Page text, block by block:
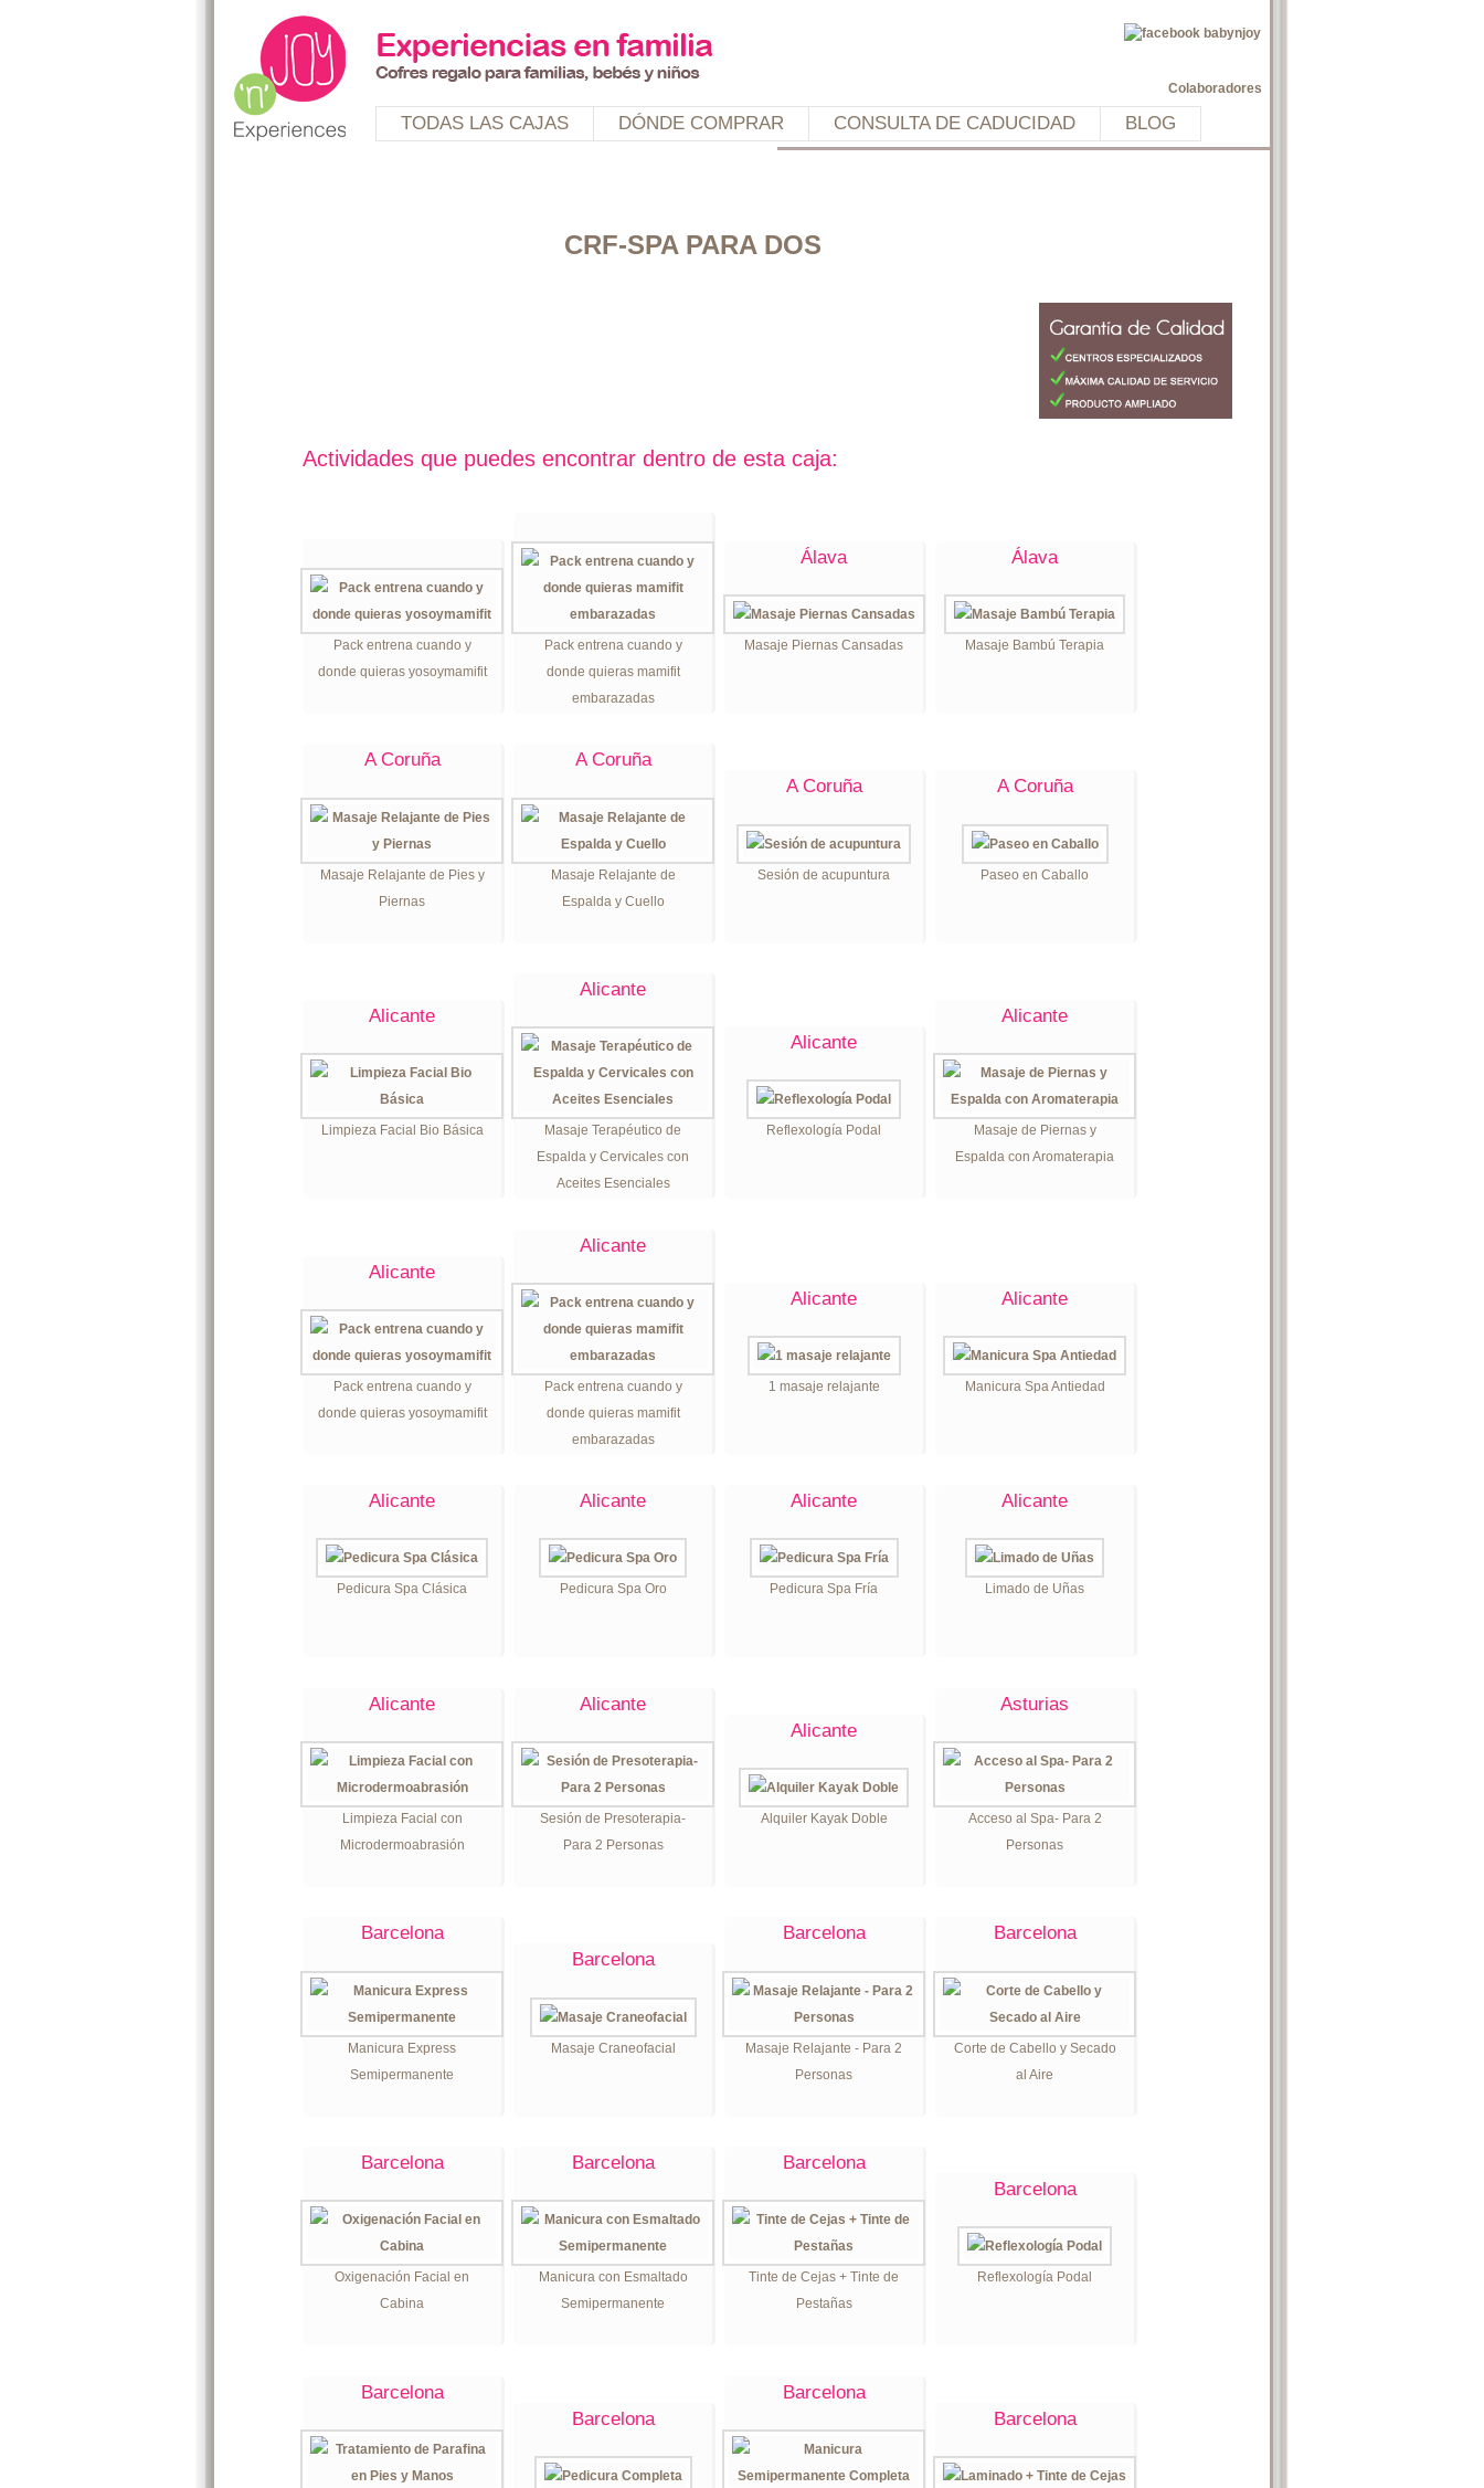
TODAS LAS CAJAS DÓNDE COMPRAR CONSULTA DE CADUCIDAD BLOG
Colaboradores
CRF-SPA PARA DOS
Actividades que puedes encontrar dentro de esta caja:
Pack entrena cuando y
donde quieras yosoymamifit
Pack entrena cuando y
donde quieras mamifit
embarazadas
Álava
Masaje Piernas Cansadas
Álava
Masaje Bambú Terapia
A Coruña
Masaje Relajante de Pies y
Piernas
A Coruña
Masaje Relajante de
Espalda y Cuello
A Coruña
Sesión de acupuntura
A Coruña
Paseo en Caballo
Alicante
Limpieza Facial Bio Básica
Alicante
Masaje Terapéutico de
Espalda y Cervicales con
Aceites Esenciales
Alicante
Reflexología Podal
Alicante
Masaje de Piernas y
Espalda con Aromaterapia
Alicante
Pack entrena cuando y
donde quieras yosoymamifit
Alicante
Pack entrena cuando y
donde quieras mamifit
embarazadas
Alicante
1 masaje relajante
Alicante
Manicura Spa Antiedad
Alicante
Pedicura Spa Clásica
Alicante
Pedicura Spa Oro
Alicante
Pedicura Spa Fría
Alicante
Limado de Uñas
Alicante
Limpieza Facial con
Microdermoabrasión
Alicante
Sesión de Presoterapia-
Para 2 Personas
Alicante
Alquiler Kayak Doble
Asturias
Acceso al Spa- Para 2
Personas
Barcelona
Manicura Express
Semipermanente
Barcelona
Masaje Craneofacial
Barcelona
Masaje Relajante - Para 2
Personas
Barcelona
Corte de Cabello y Secado
al Aire
Barcelona
Oxigenación Facial en
Cabina
Barcelona
Manicura con Esmaltado
Semipermanente
Barcelona
Tinte de Cejas + Tinte de
Pestañas
Barcelona
Reflexología Podal
Barcelona
Barcelona
Barcelona
Barcelona